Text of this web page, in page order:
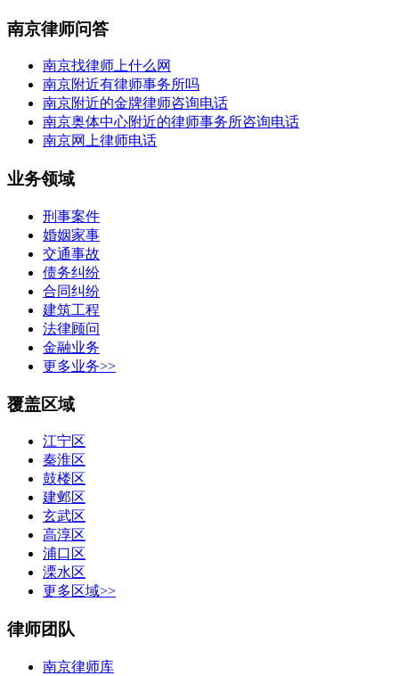
南京律师问答
南京找律师上什么网
南京附近有律师事务所吗
南京附近的金牌律师咨询电话
南京奥体中心附近的律师事务所咨询电话
南京网上律师电话
业务领域
刑事案件
婚姻家事
交通事故
债务纠纷
合同纠纷
建筑工程
法律顾问
金融业务
更多业务>>
覆盖区域
江宁区
秦淮区
鼓楼区
建邺区
玄武区
高淳区
浦口区
溧水区
更多区域>>
律师团队
南京律师库